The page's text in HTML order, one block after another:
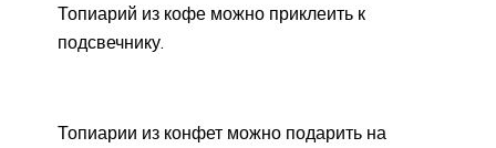
Топиарий из кофе можно приклеить к
подсвечнику.
Топиарии из конфет можно подарить на